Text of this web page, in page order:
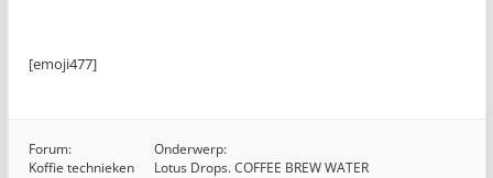
[emoji477]️
Forum:
Koffie technieken
Onderwerp:
Lotus Drops. COFFEE BREW WATER